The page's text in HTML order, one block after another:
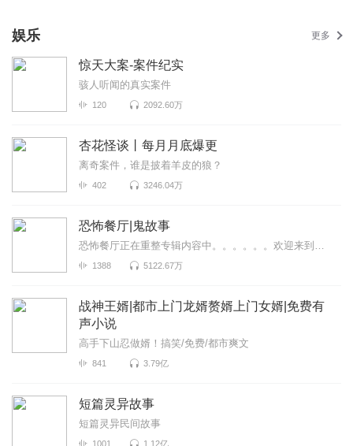
娱乐 更多
惊天大案-案件纪实
骇人听闻的真实案件
120 2092.60万
杏花怪谈丨每月月底爆更
离奇案件，谁是披着羊皮的狼？
402 3246.04万
恐怖餐厅|鬼故事
恐怖餐厅正在重整专辑内容中。。。。。。欢迎来到恐怖餐厅，来品尝不一样的味道~
1388 5122.67万
战神王婿|都市上门龙婿赘婿上门女婿|免费有
声小说
高手下山忍做婿！搞笑/免费/都市爽文
841 3.79亿
短篇灵异故事
短篇灵异民间故事
1001 1.12亿